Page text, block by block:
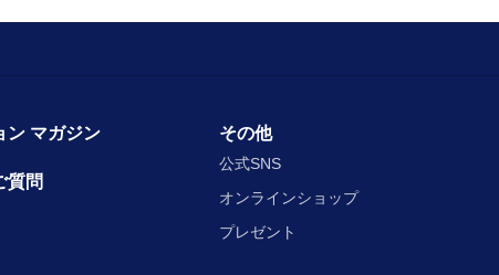
ン マガジン
質問
その他
公式SNS
オンラインショップ
プレゼント